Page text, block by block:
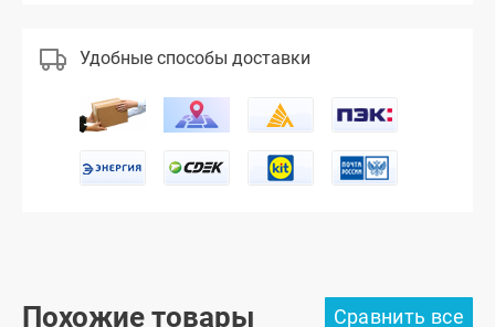
Удобные способы доставки
Похожие товары